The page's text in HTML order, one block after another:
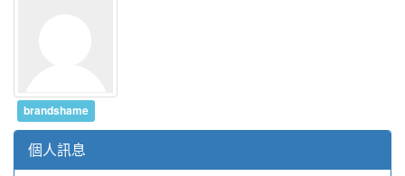
brandshame
個人訊息